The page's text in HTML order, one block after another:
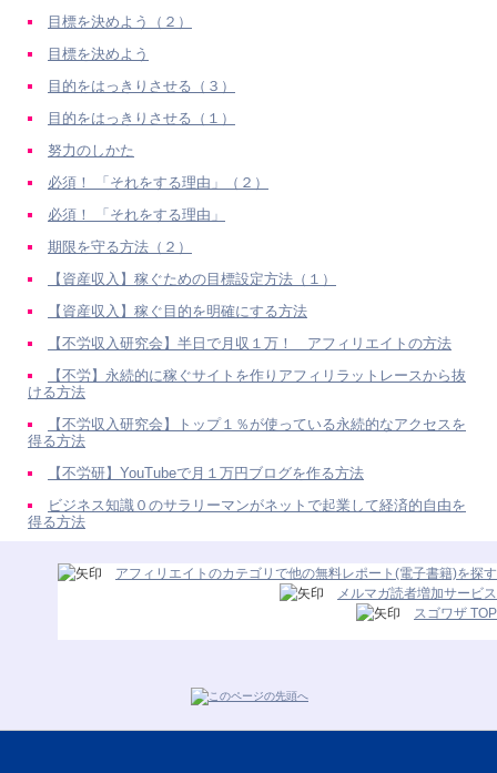
目標を決めよう（２）
目標を決めよう
目的をはっきりさせる（３）
目的をはっきりさせる（１）
努力のしかた
必須！ 「それをする理由」（２）
必須！ 「それをする理由」
期限を守る方法（２）
【資産収入】稼ぐための目標設定方法（１）
【資産収入】稼ぐ目的を明確にする方法
【不労収入研究会】半日で月収１万！ アフィリエイトの方法
【不労】永続的に稼ぐサイトを作りアフィリラットレースから抜
ける方法
【不労収入研究会】トップ１％が使っている永続的なアクセスを
得る方法
【不労研】YouTubeで月１万円ブログを作る方法
ビジネス知識０のサラリーマンがネットで起業して経済的自由を
得る方法
アフィリエイトのカテゴリで他の無料レポート(電子書籍)を探す
メルマガ読者増加サービス
スゴワザ TOP